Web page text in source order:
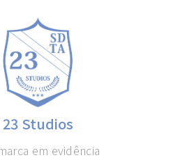
23 Studios
em evidência